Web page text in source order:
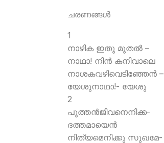
ചരണങ്ങള്‍
1
നാഴിക ഇതു മുതല്‍ –
നാഥാ! നിന്‍ കനിവാലെ
നാശകവഴിവെടിഞ്ഞേന്‍ –
യേശുനാഥാ!- യേശു
2
പുത്തന്‍ജീവനെനിക്ക-
ദത്തമായെന്‍
നിത്യമെനിക്കു സുഖമേ-